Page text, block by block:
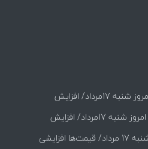
قیمت طلا و سکه امروز شنبه 17مرداد/ افزایش
و جزئیات قیمت طلای 18عیار امروز شنبه 17مرداد/ افزایش